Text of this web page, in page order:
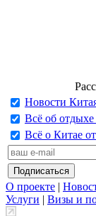
Новости
Всё об
Всё о Китае
О проекте |
Услуги | Визы и